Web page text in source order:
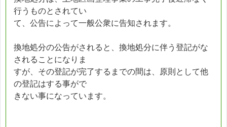
行うものとされてい
て、公告によって一般公衆に告知されます。
換地処分の公告がされると、換地処分に伴う登記がな
されることになりま
すが、その登記が完了するまでの間は、原則として他
の登記はする事がで
きない事になっています。